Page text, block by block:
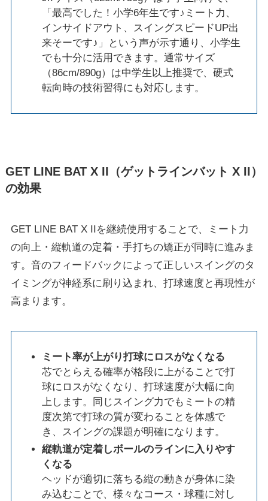
「最高でした！小学6年生です♪ミート力、
インサイドアウト、スイングスピードUP出
来そーです♪」という声が示す通り、小学生
でも十分に活用できます。通常サイズ
（86cm/890g）は中学生以上推奨で、硬式
転向時の技術習得にも対応します。
GET LINE BAT X II（ゲットラインバット X II）
の効果
GET LINE BAT X IIを継続使用することで、ミート力
の向上・縦軌道の定着・手打ちの矯正が同時に進みま
す。音のフィードバックによって正しいスイングのタ
イミングが神経系に刷り込まれ、打球速度と再現性が
高まります。
ミート率が上がり打球にロスがなくなる
芯でとらえる確率が格段に上がることで打
球にロスがなくなり、打球速度が大幅に向
上します。同じスイング力でもミートの精
度次第で打球の質が変わることを体感で
き、スイングの課題が明確になります。
縦軌道が定着しボールのラインに入りやす
くなる
ヘッドが適切に落ちる縦の動きが身体に染
み込むことで、様々なコース・球種に対し